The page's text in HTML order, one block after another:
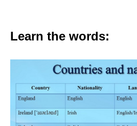
Learn the words: